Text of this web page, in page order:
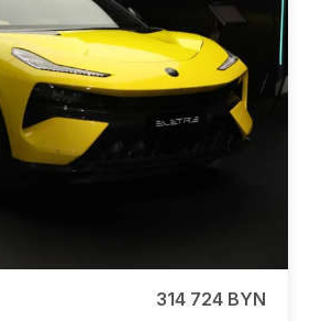
314 724 BYN